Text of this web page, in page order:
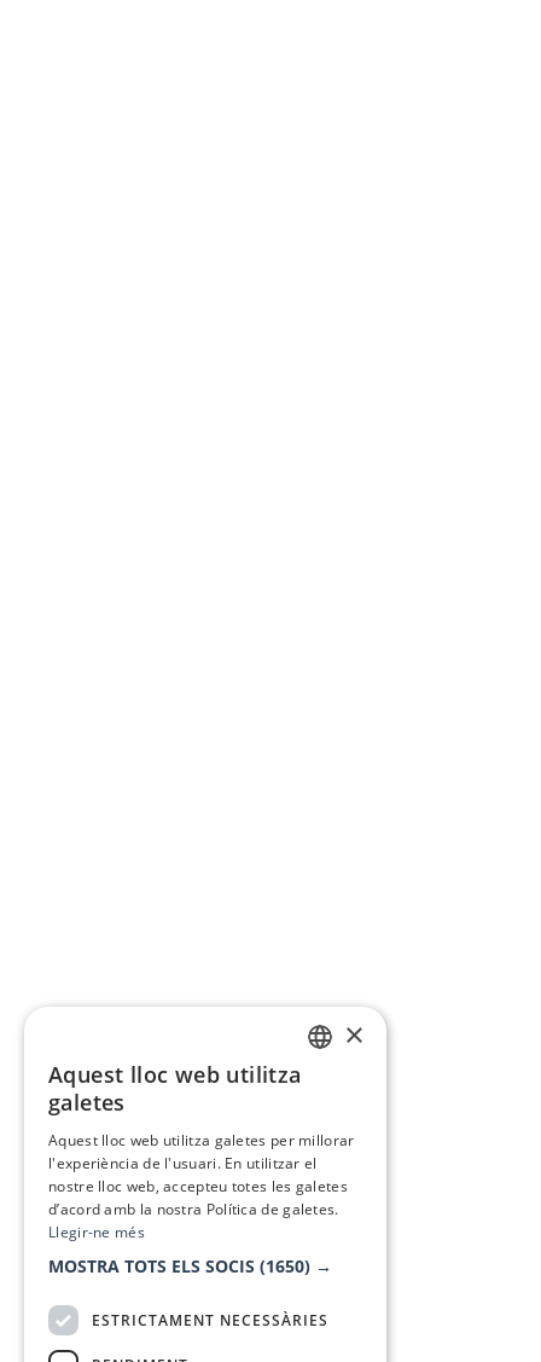
×
Aquest lloc web utilitza
galetes
Aquest lloc web utilitza galetes per millorar
l'experiència de l'usuari. En utilitzar el
nostre lloc web, accepteu totes les galetes
d’acord amb la nostra Política de galetes.
Llegir-ne més
MOSTRA TOTS ELS SOCIS (1650) →
ESTRICTAMENT NECESSÀRIES